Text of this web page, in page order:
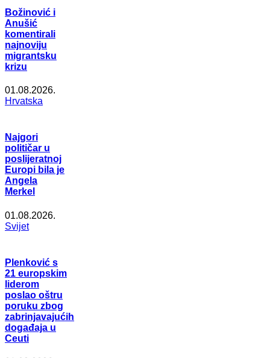
Božinović i
Anušić
komentirali
najnoviju
migrantsku
krizu
01.08.2026.
Hrvatska
Najgori
političar u
poslijeratnoj
Europi bila je
Angela
Merkel
01.08.2026.
Svijet
Plenković s
21 europskim
liderom
poslao oštru
poruku zbog
zabrinjavajućih
događaja u
Ceuti